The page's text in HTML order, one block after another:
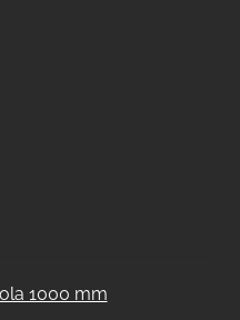
1000 mm